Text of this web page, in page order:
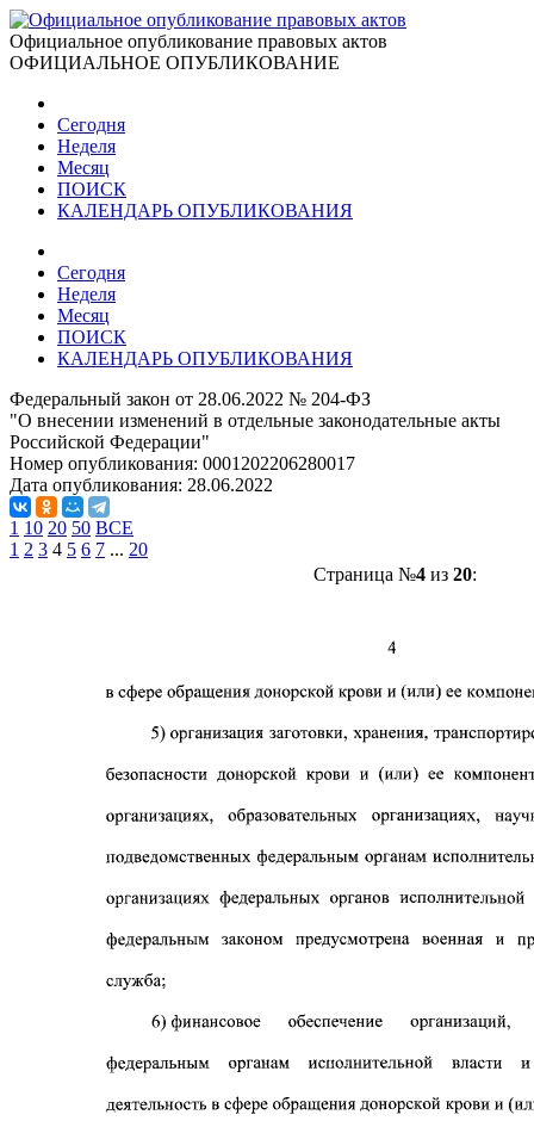
Официальное опубликование правовых актов
ОФИЦИАЛЬНОЕ ОПУБЛИКОВАНИЕ
Сегодня
Неделя
Месяц
ПОИСК
КАЛЕНДАРЬ ОПУБЛИКОВАНИЯ
Сегодня
Неделя
Месяц
ПОИСК
КАЛЕНДАРЬ ОПУБЛИКОВАНИЯ
Федеральный закон от 28.06.2022 № 204-ФЗ
"О внесении изменений в отдельные законодательные акты
Российской Федерации"
Номер опубликования: 0001202206280017
Дата опубликования: 28.06.2022
1 10 20 50 ВСЕ
1 2 3 4 5 6 7 ... 20
Страница №4из 20: